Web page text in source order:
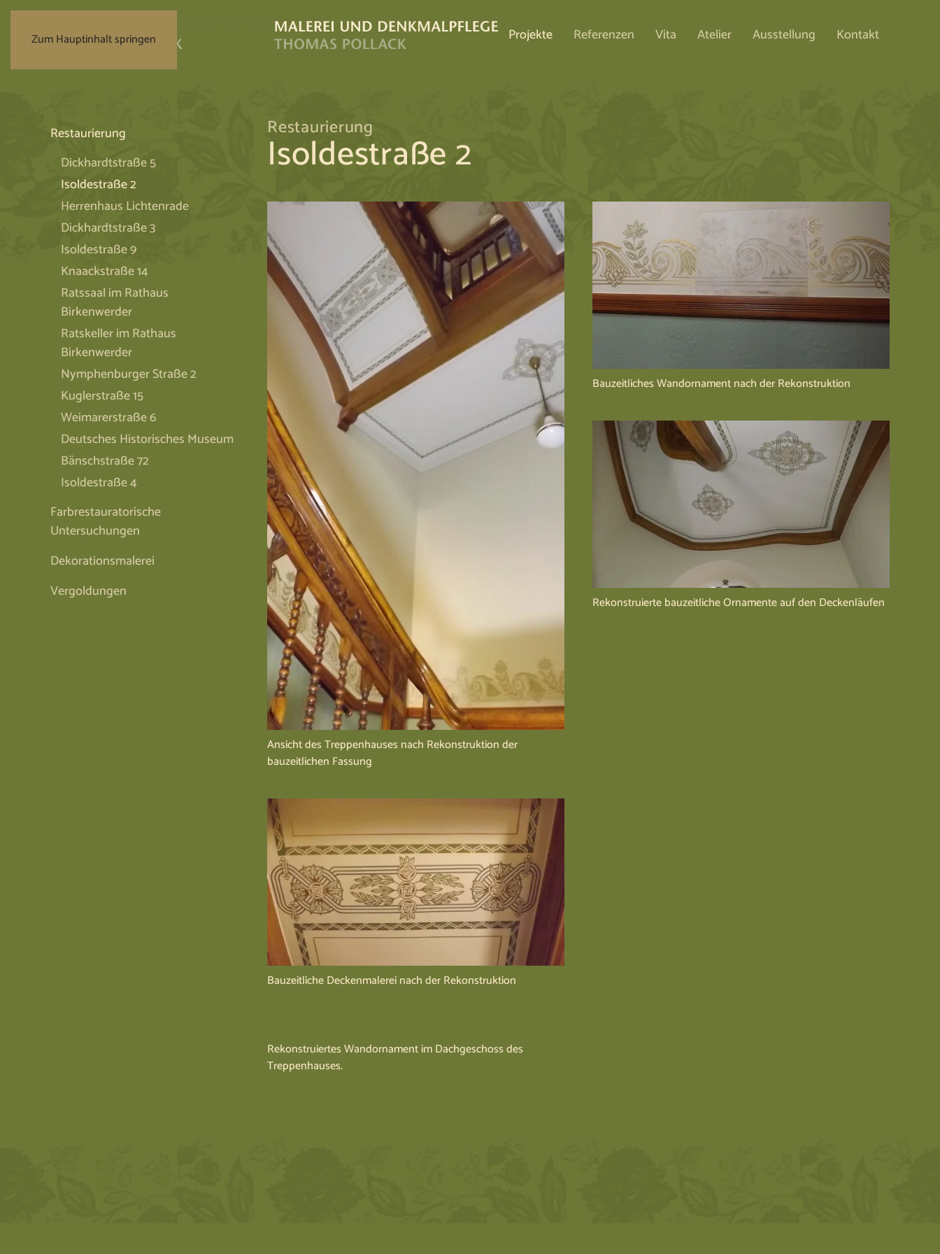
Zum Hauptinhalt springen Projekte Referenzen Vita Atelier Ausstellung Kontakt
Restaurierung
Dickhardtstraße 5
Isoldestraße 2
Herrenhaus Lichtenrade
Dickhardtstraße 3
Isoldestraße 9
Knaackstraße 14
Ratssaal im Rathaus
Birkenwerder
Ratskeller im Rathaus
Birkenwerder
Nymphenburger Straße 2
Kuglerstraße 15
Weimarerstraße 6
Deutsches Historisches Museum
Bänschstraße 72
Isoldestraße 4
Farbrestauratorische
Untersuchungen
Dekorationsmalerei
Vergoldungen
Restaurierung
Isoldestraße 2
Ansicht des Treppenhauses nach Rekonstruktion der
bauzeitlichen Fassung
Bauzeitliches Wandornament nach der Rekonstruktion
Bauzeitliche Deckenmalerei nach der Rekonstruktion
Rekonstruierte bauzeitliche Ornamente auf den Deckenläufen
Rekonstruiertes Wandornament im Dachgeschoss des
Treppenhauses.